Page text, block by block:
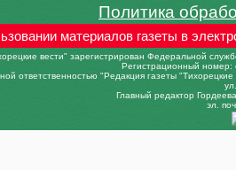
Политика
материалов газеты в
вести" зарегистрирован Федеральной
Регистрационный
ответственностью "Редакция газеты
Главный редактор
эл.